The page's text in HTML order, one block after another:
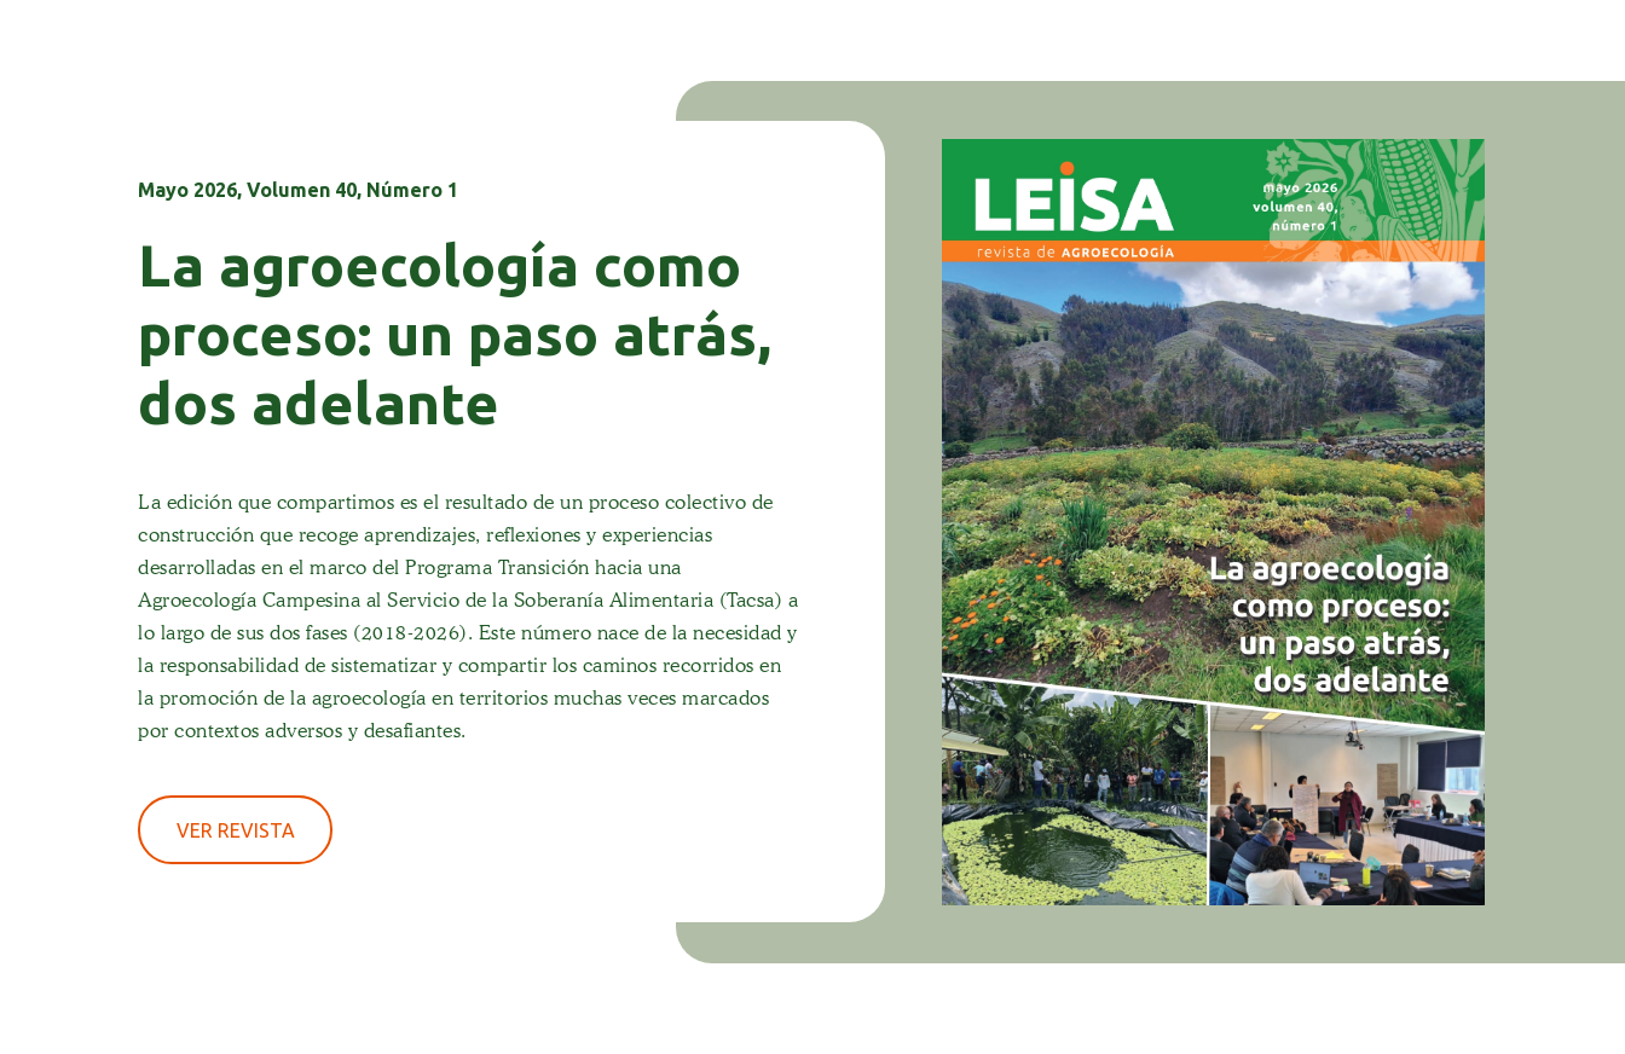
Mayo 2026, Volumen 40, Número 1
La agroecología como
proceso: un paso atrás,
dos adelante
La edición que compartimos es el resultado de un proceso colectivo de
construcción que recoge aprendizajes, reflexiones y experiencias
desarrolladas en el marco del Programa Transición hacia una
Agroecología Campesina al Servicio de la Soberanía Alimentaria (Tacsa) a
lo largo de sus dos fases (2018-2026). Este número nace de la necesidad y
la responsabilidad de sistematizar y compartir los caminos recorridos en
la promoción de la agroecología en territorios muchas veces marcados
por contextos adversos y desafiantes.
VER REVISTA